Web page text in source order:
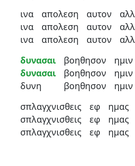
ινα
ινα
ινα
απολεση
απολεση
απολεση
αυτον
αυτον
αυτον
αλλ
αλλ
αλλ
δυνασαι
δυνασαι
δυνη
βοηθησον
βοηθησον
βοηθησον
ημιν
ημιν
ημιν
σπλαγχνισθεις
σπλαγχνισθεις
σπλαγχνισθεις
εφ
εφ
εφ
ημας
ημας
ημας